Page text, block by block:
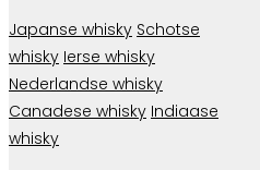
Japanse whisky Schotse
whisky Ierse whisky
Nederlandse whisky
Canadese whisky Indiaase
whisky